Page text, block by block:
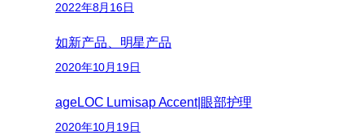
2022年8月16日
如新产品、明星产品
2020年10月19日
ageLOC Lumisap Accent|眼部护理
2020年10月19日